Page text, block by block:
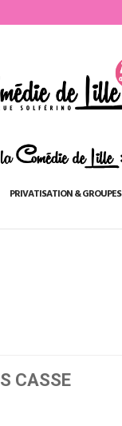
PRIVATISATION & GROUPES
CASSE